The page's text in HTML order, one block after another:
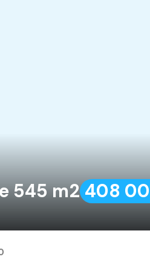
545 m2 408